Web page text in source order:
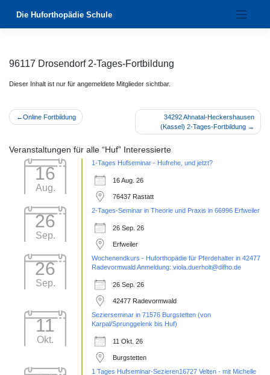
Die Huforthopädie Schule
96117 Drosendorf 2-Tages-Fortbildung
Dieser Inhalt ist nur für angemeldete Mitglieder sichtbar.
Beitragsnavigation
Online Fortbildung
34292 Ahnatal-Heckershausen
(Kassel) 2-Tages-Fortbildung
Veranstaltungen für alle “Huf” Interessierte
16
Aug.
1-Tages Hufseminar - Hufrehe, und jetzt?
16 Aug. 26
76437 Rastatt
26
Sep.
2-Tages-Seminar in Theorie und Praxis in 66996 Erfweiler
26 Sep. 26
Erfweiler
26
Sep.
Wochenendkurs - Huforthopädie für Pferdehalter in 42477
Radevormwald Anmeldung: viola.duerholt@difho.de
26 Sep. 26
42477 Radevormwald
11
Okt.
Sezierseminar in 71576 Burgstetten (von
Karpal/Sprunggelenk bis Huf)
11 Okt. 26
Burgstetten
1 Tages Hufseminar-Sezieren16727 Velten - mit Michelle